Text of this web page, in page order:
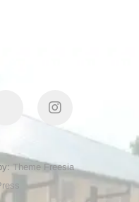
youtube instagram
Theme Freesia